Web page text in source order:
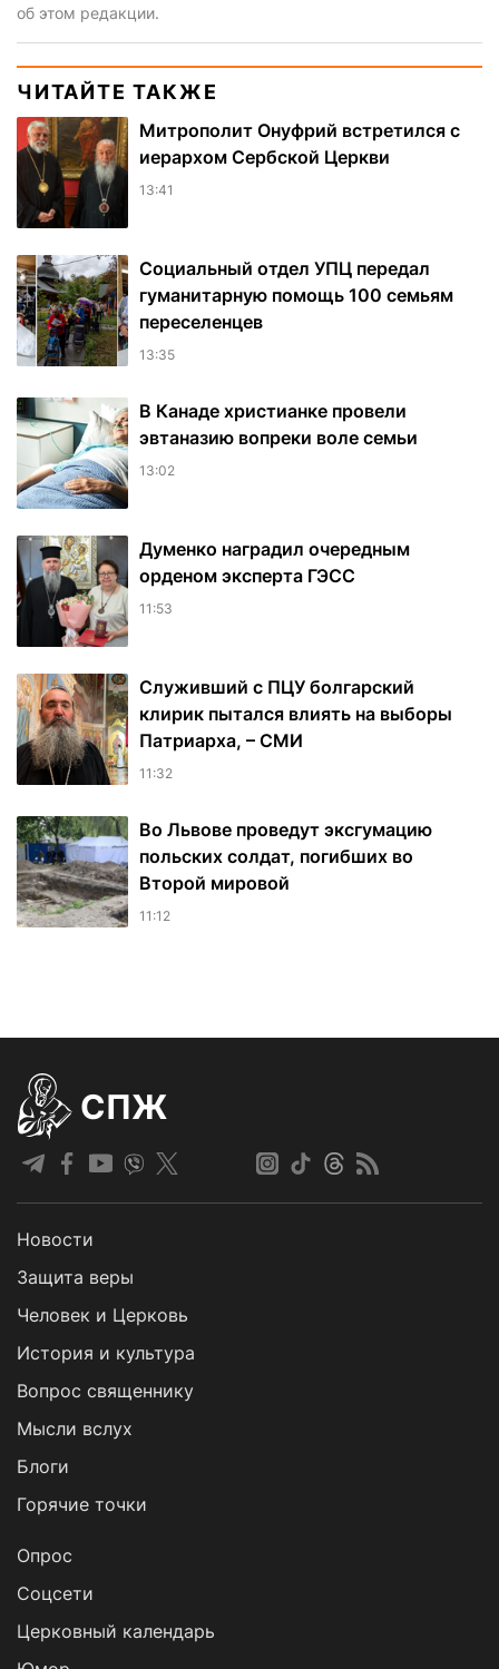
об этом редакции.
ЧИТАЙТЕ ТАКЖЕ
Митрополит Онуфрий встретился с
иерархом Сербской Церкви
13:41
Социальный отдел УПЦ передал
гуманитарную помощь 100 семьям
переселенцев
13:35
В Канаде христианке провели
эвтаназию вопреки воле семьи
13:02
Думенко наградил очередным
орденом эксперта ГЭСС
11:53
Служивший с ПЦУ болгарский
клирик пытался влиять на выборы
Патриарха, – СМИ
11:32
Во Львове проведут эксгумацию
польских солдат, погибших во
Второй мировой
11:12
СПЖ
Новости
Защита веры
Человек и Церковь
История и культура
Вопрос священнику
Мысли вслух
Блоги
Горячие точки
Опрос
Cоцсети
Церковный календарь